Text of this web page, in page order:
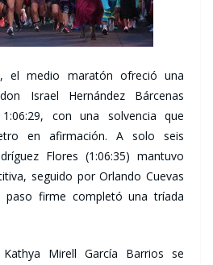
el medio maratón ofreció una
Israel Hernández Bárcenas
con una solvencia que
en afirmación. A solo seis
Flores (1:06:35) mantuvo
seguido por Orlando Cuevas
paso firme completó una tríada
Mirell García Barrios se